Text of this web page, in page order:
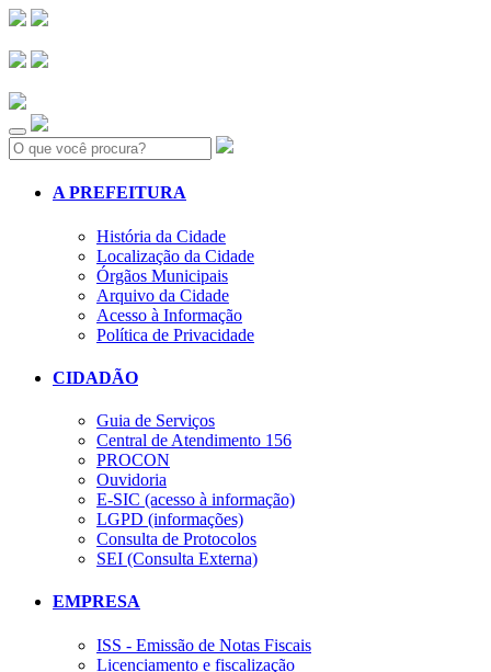
Search:
A PREFEITURA
História da Cidade
Localização da Cidade
Órgãos Municipais
Arquivo da Cidade
Acesso à Informação
Política de Privacidade
CIDADÃO
Guia de Serviços
Central de Atendimento 156
PROCON
Ouvidoria
E-SIC (acesso à informação)
LGPD (informações)
Consulta de Protocolos
SEI (Consulta Externa)
EMPRESA
ISS - Emissão de Notas Fiscais
Licenciamento e fiscalização